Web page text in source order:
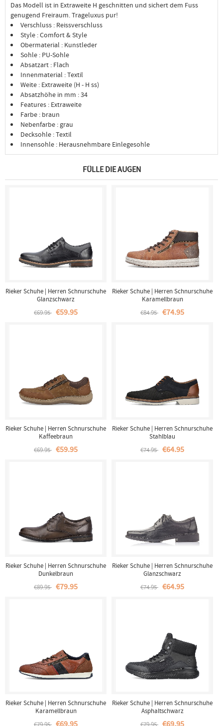
Das Modell ist in Extraweite H geschnitten und sichert dem Fuss
genugend Freiraum. Trageluxus pur!
Verschluss : Reissverschluss
Style : Comfort & Style
Obermaterial : Kunstleder
Sohle : PU-Sohle
Absatzart : Flach
Innenmaterial : Textil
Weite : Extraweite (H - H ss)
Absatzhöhe in mm : 34
Features : Extraweite
Farbe : braun
Nebenfarbe : grau
Decksohle : Textil
Innensohle : Herausnehmbare Einlegesohle
FÜLLE DIE AUGEN
Rieker Schuhe | Herren Schnurschuhe
Glanzschwarz
€69.95 €59.95
Rieker Schuhe | Herren Schnurschuhe
Karamellbraun
€84.95 €74.95
Rieker Schuhe | Herren Schnurschuhe
Kaffeebraun
€69.95 €59.95
Rieker Schuhe | Herren Schnurschuhe
Stahlblau
€74.95 €64.95
Rieker Schuhe | Herren Schnurschuhe
Dunkelbraun
€89.95 €79.95
Rieker Schuhe | Herren Schnurschuhe
Glanzschwarz
€74.95 €64.95
Rieker Schuhe | Herren Schnurschuhe
Karamellbraun
€79.95 €69.95
Rieker Schuhe | Herren Schnurschuhe
Asphaltschwarz
€79.95 €69.95